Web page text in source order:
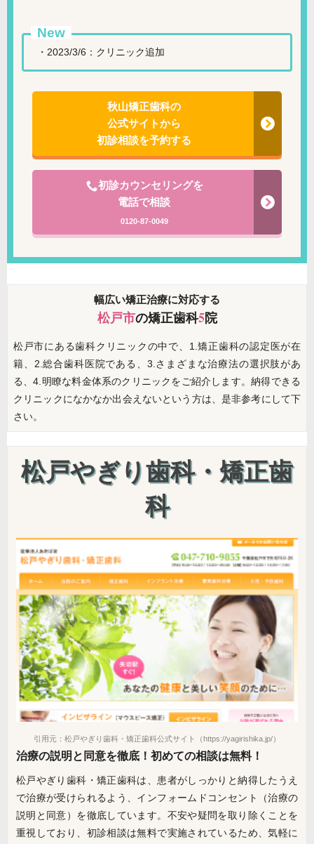
New
・2023/3/6：クリニック追加
秋山矯正歯科の
公式サイトから
初診相談を予約する
初診カウンセリングを
電話で相談
0120-87-0049
幅広い矯正治療に対応する
松戸市の矯正歯科5院
松戸市にある歯科クリニックの中で、1.矯正歯科の認定医が在
籍、2.総合歯科医院である、3.さまざまな治療法の選択肢があ
る、4.明瞭な料金体系のクリニックをご紹介します。納得できる
クリニックになかなか出会えないという方は、是非参考にして下
さい。
松戸やぎり歯科・矯正歯
科
引用元：松戸やぎり歯科・矯正歯科公式サイト（https://yagirishika.jp/）
治療の説明と同意を徹底！初めての相談は無料！
松戸やぎり歯科・矯正歯科は、患者がしっかりと納得したうえ
で治療が受けられるよう、インフォームドコンセント（治療の
説明と同意）を徹底しています。不安や疑問を取り除くことを
重視しており、初診相談は無料で実施されているため、気軽に